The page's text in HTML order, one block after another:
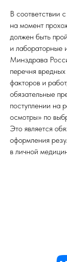
В соответствии
на момент
должен быть
и лабораторные
Минздрава
перечня
факторов и
обязательные
поступлении на
осмотры» по
Это является
оформления
в личной